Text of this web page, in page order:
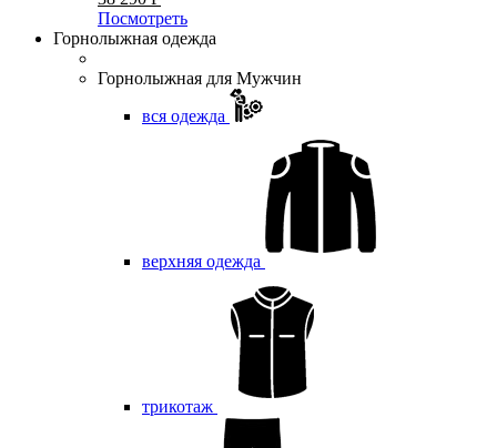
Посмотреть
Горнолыжная одежда
Горнолыжная для Мужчин
вся одежда
верхняя одежда
трикотаж